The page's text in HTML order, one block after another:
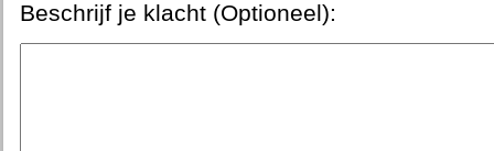
Beschrijf je klacht (Optioneel):